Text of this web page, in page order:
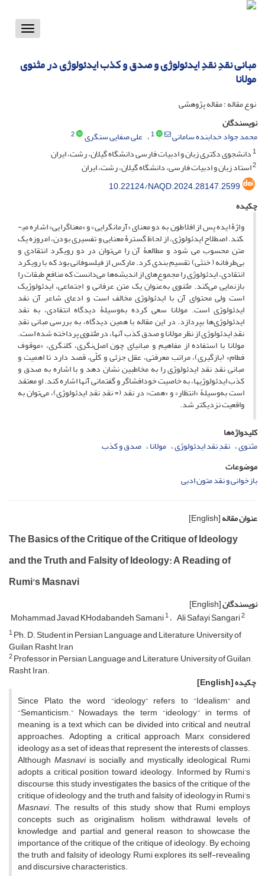
Toggle
مبانی نقدِ نقدِ ایدئولوژی و صدق و کذب ایدئولوژی در مثنوی
مولانا
نوع مقاله : مقاله پژوهشی
نویسندگان
محمد جواد خدابنده سامانی
1 علی صفایی سنگری
2
1دانشجوی دکتری زبان و ادبیات فارسی دانشگاه گیلان، رشت، ایران
2استاد زبان و ادبیات فارسی، دانشگاه گیلان، رشت، ایران
10.22124/NAQD.2024.28147.2599
چکیده
واژۀ ایده پس از افلاطون به دو معنای «آرمان­گرایی» و «معناگرایی» اشاره می­
کند. اصطلاح ایدئولوژی، از لحاظ گسترۀ معنایی و تفسیری بودن، امروزه یک
متن محسوب می شود و مطالعۀ آن را می‌توان در دو رویکرد انتقادی و
بی‌طرفانه ( خنثی) تقسیم بندی کرد. مارکس از فیلسوفانی بود که با رویکرد
انتقادی، ایدئولوژی را مجموع‌ه­ای از اندیشه­‌ها می‌دانست که منافع طبقات را
بازنمایی می­‌کند.مثنویبه­‌عنوان یک متن عرفانی و اجتماعی، ایدئولوژیک
است ولی محتوای آن با ایدئولوژی مخالف است و ادعای شاعر آن نقد
ایدئولوژی است. مولانا سعی کرده به­‌وسیلۀ دیدگاه انتقادی، به نقد
ایدئولوژی­‌ها بپردازد. در این مقاله با همین دیدگاه، به بررسی مبانی نقدِ
نقدِ ایدئولوژی از نظر مولانا و صدق کذب آنها، درمثنویپرداخته شده است.
مولانا با استفاده از مفاهیم و مبانی­ای چون اصل­‌نگری، کل­نگری، «موقوف
فطام» (بازگیری)، مراتب معرفتی، عقل جزئی و کلّی، قصد دارد تا اهمیت و
مبانی نقدِ نقدِ ایدئولوژی را به مخاطبین نشان دهد و با اشاره به صدق و
کذب ایدئولوژی­ها، به خاصیت خودافشاگر و گفتمانی آنها اشاره کند. او معتقد
است به­‌وسیلۀ «انتظار» و «همت» در نقد (= نقدِ نقدِ ایدئولوژی)، می‌توان به
واقعیت نزدیک­تر شد.
کلیدواژه‌ها
مثنوی نقدِ نقد ایدئولوژی مولانا صدق و کذب
موضوعات
بازخوانی و نقد متون ادبی
عنوان مقاله[English]
The Basics of the Critique of the Critique of Ideology
and the Truth and Falsity of Ideology: A Reading of
Rumi’s Masnavi
نویسندگان[English]
Mohammad Javad KHodabandeh Samani1 Ali Safayi Sangari2
1Ph. D. Student in Persian Language and Literature, University of
Guilan, Rasht, Iran
2Professor in Persian Language and Literature, University of Guilan,
Rasht, Iran.
چکیده[English]
Since Plato, the word “ideology” refers to “Idealism” and
“Semanticism.” Nowadays, the term “ideology,” in terms of
meaning, is a text which can be divided into critical and neutral
approaches. Adopting a critical approach, Marx considered
ideology as a set of ideas that represent the interests of classes.
Although Masnaviis socially and mystically ideological, Rumi
adopts a critical position toward ideology. Informed by Rumi’s
discourse, this study investigates the basics of the critique of the
critique of ideology and the truth and falsity of ideology in Rumi’s
Masnavi. The results of this study show that Rumi employs
concepts such as originalism, holism, withdrawal, levels of
knowledge, and partial and general reason to showcase the
importance of the critique of the critique of ideology. By echoing
the truth and falsity of ideology, Rumi explores its self-revealing
and discursive characteristics.